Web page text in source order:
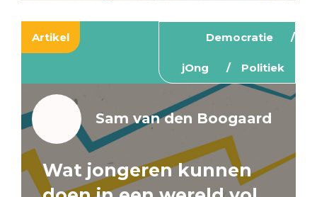
Artikel Democratie
jOng Politiek
Sam van den Boogaard
Wat jongeren kunnen